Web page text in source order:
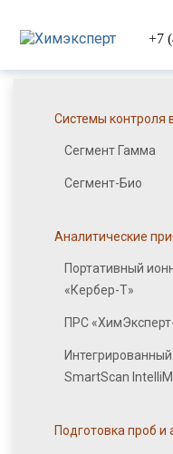
+7
Системы контроля
Сегмент Гамма
Сегмент-Био
Аналитические
Портативный
«Кербер-Т»
ПРС
SmartScan
Подготовка проб и